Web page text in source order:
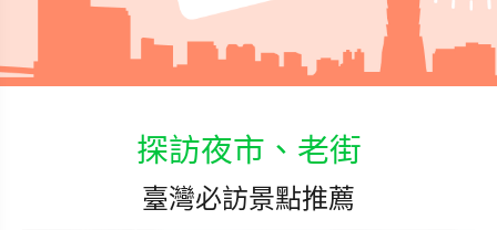
探訪夜市、老街
臺灣必訪景點推薦